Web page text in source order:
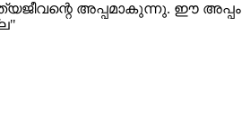
അപ്പമാകുന്നു. ഈ അപ്പം